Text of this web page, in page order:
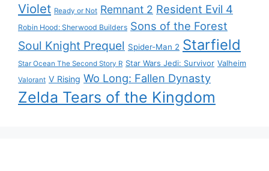
Violet Ready or Not Remnant 2 Resident Evil 4
Robin Hood: Sherwood Builders Sons of the Forest
Soul Knight Prequel Spider-Man 2 Starfield
Star Ocean The Second Story R Star Wars Jedi: Survivor Valheim
Valorant V Rising Wo Long: Fallen Dynasty
Zelda Tears of the Kingdom